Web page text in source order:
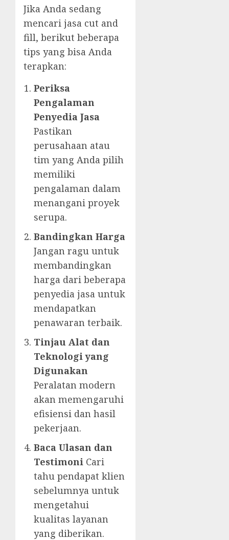
Jika Anda sedang
mencari jasa cut and
fill, berikut beberapa
tips yang bisa Anda
terapkan:
Periksa
Pengalaman
Penyedia Jasa
Pastikan
perusahaan atau
tim yang Anda pilih
memiliki
pengalaman dalam
menangani proyek
serupa.
Bandingkan Harga
Jangan ragu untuk
membandingkan
harga dari beberapa
penyedia jasa untuk
mendapatkan
penawaran terbaik.
Tinjau Alat dan
Teknologi yang
Digunakan
Peralatan modern
akan memengaruhi
efisiensi dan hasil
pekerjaan.
Baca Ulasan dan
Testimoni Cari
tahu pendapat klien
sebelumnya untuk
mengetahui
kualitas layanan
yang diberikan.